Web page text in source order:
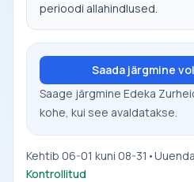
perioodi allahindlused.
Saada järgmine
Saage järgmine Edeka
kohe, kui see avaldatakse.
Kehtib 06-01 kuni 08-31 •
Kontrollitud